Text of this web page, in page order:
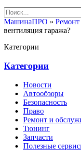
МашинаПРО »
вентиляция гаража?
Категории
Категории
Новости
Автообзоры
Безопасность
Право
Ремонт и
Тюнинг
Запчасти
Полезные